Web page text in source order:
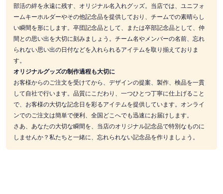
部活の絆を永遠に残す、オリジナル名入れグッズ。当店では、ユニフォ
ームキーホルダーやその他記念品を提供しており、チームでの素晴らし
い瞬間を形にします。卒団記念品として、または卒部記念品として、仲
間との思い出を大切に刻みましょう。チーム名やメンバーの名前、忘れ
られない思い出の日付などを入れられるアイテムを取り揃えておりま
す。
オリジナルグッズの制作過程も大切に
お客様からのご注文を受けてから、デザインの提案、製作、検品を一貫
して自社で行います。品質にこだわり、一つひとつ丁寧に仕上げること
で、お客様の大切な記念日を彩るアイテムを提供しています。オンライ
ンでのご注文は簡単で便利、全国どこへでも迅速にお届けします。
さあ、あなたの大切な瞬間を、当店のオリジナル記念品で特別なものに
しませんか？私たちと一緒に、忘れられない記念品を作りましょう。